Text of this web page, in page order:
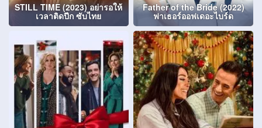
STILL TIME (2023) อย่ารอให้
เวลาติดปีก ซับไทย
Father of the Bride (2022)
ฟาเธอร์ออฟเดอะไบร์ด